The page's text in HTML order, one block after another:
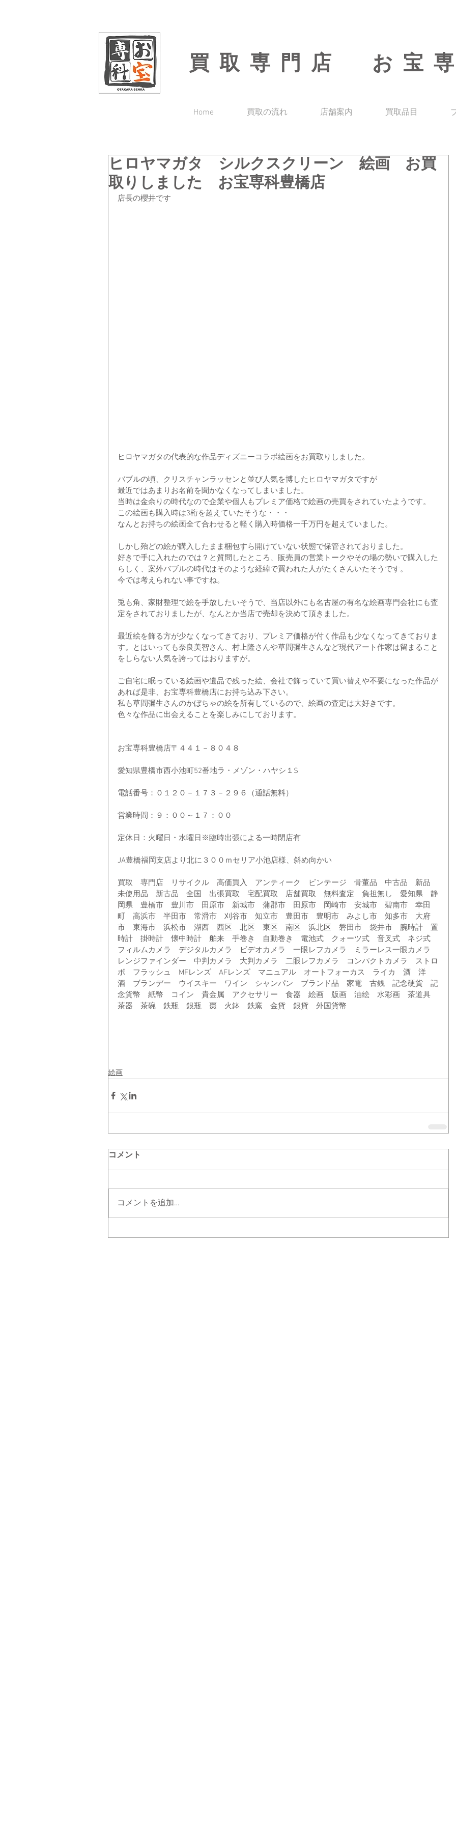
買取専門店 お宝
Home 買取の流れ 店舗案内 買取品目
ヒロヤマガタ シルクスクリーン 絵画 お買
取りしました お宝専科豊橋店
店長の櫻井です
ヒロヤマガタの代表的な作品ディズニーコラボ絵画をお買取りしました。
バブルの頃、クリスチャンラッセンと並び人気を博したヒロヤマガタですが
最近ではあまりお名前を聞かなくなってしまいました。
当時は金余りの時代なので企業や個人もプレミア価格で絵画の売買をされていたようです。
この絵画も購入時は3桁を超えていたそうな・・・
なんとお持ちの絵画全て合わせると軽く購入時価格一千万円を超えていました。
しかし殆どの絵が購入したまま梱包すら開けていない状態で保管されておりました。
好きで手に入れたのでは？と質問したところ、販売員の営業トークやその場の勢いで購入した
らしく、案外バブルの時代はそのような経緯で買われた人がたくさんいたそうです。
今では考えられない事ですね。
兎も角、家財整理で絵を手放したいそうで、当店以外にも名古屋の有名な絵画専門会社にも査
定をされておりましたが、なんとか当店で売却を決めて頂きました。
最近絵を飾る方が少なくなってきており、プレミア価格が付く作品も少なくなってきておりま
す。とはいっても奈良美智さん、村上隆さんや草間彌生さんなど現代アート作家は留まること
をしらない人気を誇ってはおりますが。
ご自宅に眠っている絵画や遺品で残った絵、会社で飾っていて買い替えや不要になった作品が
あれば是非、お宝専科豊橋店にお持ち込み下さい。
私も草間彌生さんのかぼちゃの絵を所有しているので、絵画の査定は大好きです。
色々な作品に出会えることを楽しみにしております。
お宝専科豊橋店〒４４１－８０４８
愛知県豊橋市西小池町52番地ラ・メゾン・ハヤシ１S
電話番号：０１２０－１７３－２９６（通話無料）
営業時間：９：００～１７：００
定休日：火曜日・水曜日※臨時出張による一時閉店有
JA豊橋福岡支店より北に３００ｍセリア小池店様、斜め向かい
買取　専門店　リサイクル　高価買入　アンティーク　ビンテージ　骨董品　中古品　新品
未使用品　新古品　全国　出張買取　宅配買取　店舗買取　無料査定　負担無し　愛知県　静
岡県　豊橋市　豊川市　田原市　新城市　蒲郡市　田原市　岡崎市　安城市　碧南市　幸田
町　高浜市　半田市　常滑市　刈谷市　知立市　豊田市　豊明市　みよし市　知多市　大府
市　東海市　浜松市　湖西　西区　北区　東区　南区　浜北区　磐田市　袋井市　腕時計　置
時計　掛時計　懐中時計　舶来　手巻き　自動巻き　電池式　クォーツ式　音叉式　ネジ式
フィルムカメラ　デジタルカメラ　ビデオカメラ　一眼レフカメラ　ミラーレス一眼カメラ
レンジファインダー　中判カメラ　大判カメラ　二眼レフカメラ　コンパクトカメラ　ストロ
ボ　フラッシュ　MFレンズ　AFレンズ　マニュアル　オートフォーカス　ライカ　酒　洋
酒　ブランデー　ウイスキー　ワイン　シャンパン　ブランド品　家電　古銭　記念硬貨　記
念貨幣　紙幣　コイン　貴金属　アクセサリー　食器　絵画　版画　油絵　水彩画　茶道具
茶器　茶碗　鉄瓶　銀瓶　棗　火鉢　鉄窯　金貨　銀貨　外国貨幣
絵画
コメント
コメントを追加…